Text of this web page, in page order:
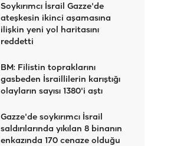
Soykırımcı İsrail Gazze'de
ateşkesin ikinci aşamasına
ilişkin yeni yol haritasını
reddetti
BM: Filistin topraklarını
gasbeden İsraillilerin karıştığı
olayların sayısı 1380'i aştı
Gazze'de soykırımcı İsrail
saldırılarında yıkılan 8 binanın
enkazında 170 cenaze olduğu